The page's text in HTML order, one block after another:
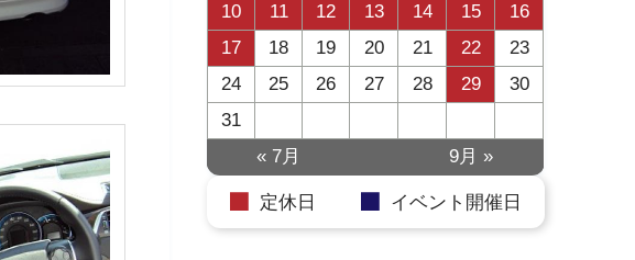
10
11 12 13 14 15
16
17
18 19 20 21 22
23
24
25 26 27 28 29
30
31
« 7月
9月 »
定休日 イベント開催日